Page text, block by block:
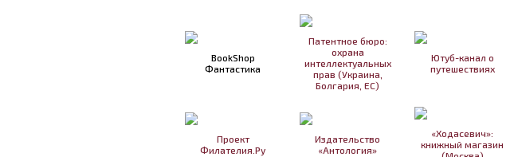
BookShop
Фантастика
Патентное бюро:
охрана
интеллектуальных
прав (Украина,
Болгария, ЕС)
Ютуб-канал о
путешествиях
Проект
Филателия.Ру
Издательство
«Антология»
«Ходасевич»:
книжный магазин